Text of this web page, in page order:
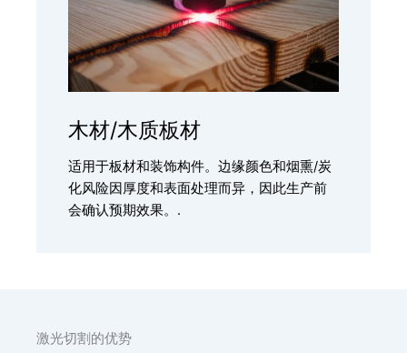
木材/木质板材
适用于板材和装饰构件。边缘颜色和烟熏/炭
化风险因厚度和表面处理而异，因此生产前
会确认预期效果。.
激光切割的优势